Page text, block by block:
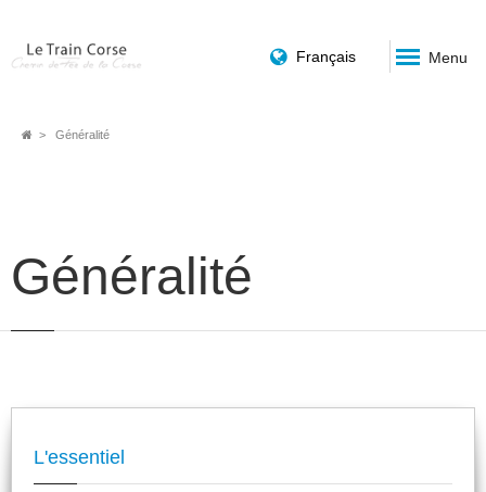
Français Menu
FilGénéralité
Généralité
L'essentiel